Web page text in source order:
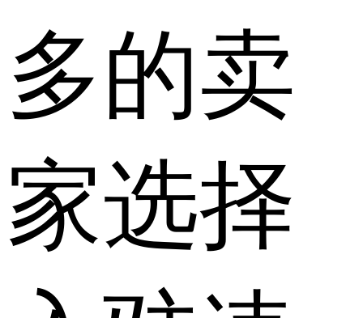
多的卖
家选择